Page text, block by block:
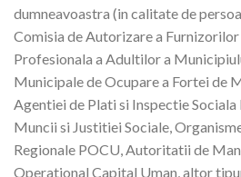
dumneavoastra (in calitate de
Comisia de Autorizare a
Profesionala a Adultilor a
Municipale de Ocupare a Fortei de
Agentiei de Plati si Inspectie
Muncii si Justitiei Sociale,
Regionale POCU, Autoritatii de
Operational Capital Uman, altor